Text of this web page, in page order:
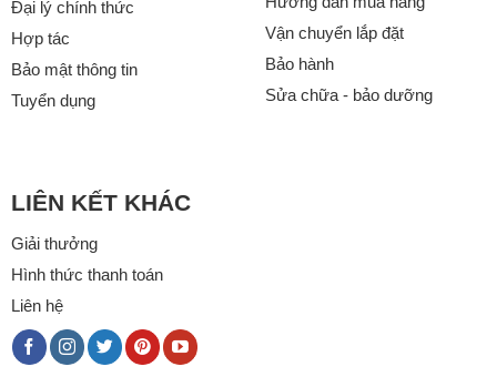
Đại lý chính thức
Hợp tác
Bảo mật thông tin
Tuyển dụng
Vận chuyển lắp đặt
Bảo hành
Sửa chữa - bảo dưỡng
LIÊN KẾT KHÁC
Giải thưởng
Hình thức thanh toán
Liên hệ